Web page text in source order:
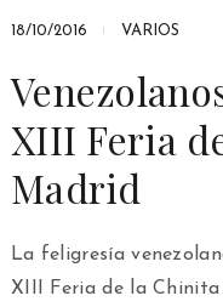
18/10/2016 VARIOS
XIII Feria
Madrid
La feligresía
XIII Feria de la